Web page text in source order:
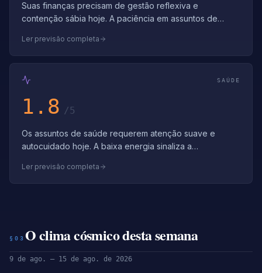
Suas finanças precisam de gestão reflexiva e
contenção sábia hoje. A paciência em assuntos de
Ler previsão completa
SAÚDE
1.8 /5
Os assuntos de saúde requerem atenção suave e
autocuidado hoje. A baixa energia sinaliza a
Ler previsão completa
§03 O clima cósmico desta semana
9 de ago. – 15 de ago. de 2026